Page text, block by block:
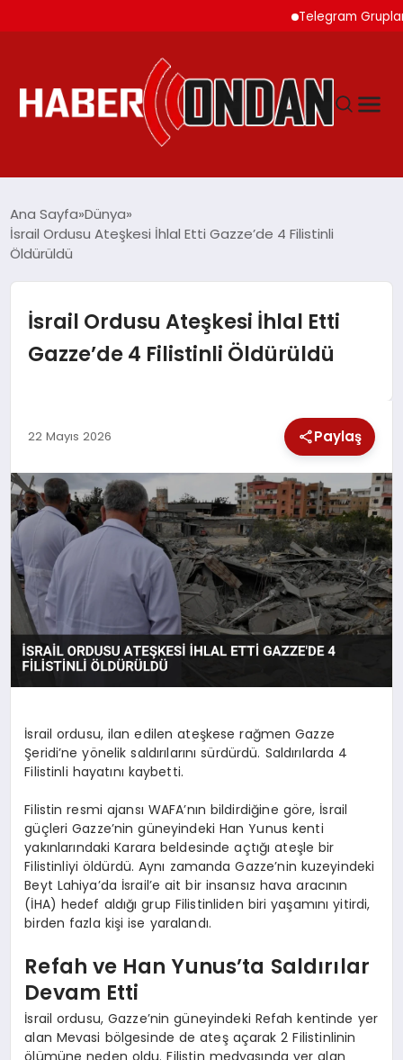
Telegram Grupları ile
SIYASET
DÜNYA
EKONOMI
TEKNOLOJI
YAŞAM
Ana Sayfa Dünya
İsrail Ordusu Ateşkesi İhlal Etti Gazze’de 4 Filistinli
Öldürüldü
İsrail Ordusu Ateşkesi İhlal Etti
Gazze’de 4 Filistinli Öldürüldü
22 Mayıs 2026 Paylaş
İsrail ordusu, ilan edilen ateşkese rağmen Gazze
Şeridi’ne yönelik saldırılarını sürdürdü. Saldırılarda 4
Filistinli hayatını kaybetti.
Filistin resmi ajansı WAFA’nın bildirdiğine göre, İsrail
güçleri Gazze’nin güneyindeki Han Yunus kenti
yakınlarındaki Karara beldesinde açtığı ateşle bir
Filistinliyi öldürdü. Aynı zamanda Gazze’nin kuzeyindeki
Beyt Lahiya’da İsrail’e ait bir insansız hava aracının
(İHA) hedef aldığı grup Filistinliden biri yaşamını yitirdi,
birden fazla kişi ise yaralandı.
Refah ve Han Yunus’ta Saldırılar
Devam Etti
İsrail ordusu, Gazze’nin güneyindeki Refah kentinde yer
alan Mevasi bölgesinde de ateş açarak 2 Filistinlinin